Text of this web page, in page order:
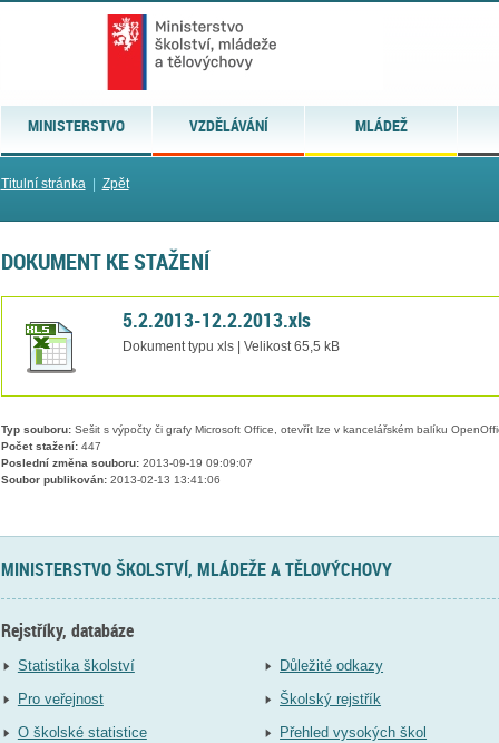
MINISTERSTVO VZDĚLÁVÁNÍ MLÁDEŽ
Titulní stránka| Zpět
DOKUMENT KE STAŽENÍ
5.2.2013-12.2.2013.xls
Dokument typu xls | Velikost 65,5 kB
Typ souboru:Sešit s výpočty či grafy Microsoft Office, otevřít lze v kancelářském balíku
Počet stažení:447
Poslední změna souboru:2013-09-19 09:09:07
Soubor publikován:2013-02-13 13:41:06
MINISTERSTVO ŠKOLSTVÍ, MLÁDEŽE A TĚLOVÝCHOVY
Rejstříky, databáze
Statistika školství
Pro veřejnost
O školské statistice
Důležité odkazy
Školský rejstřík
Přehled vysokých škol